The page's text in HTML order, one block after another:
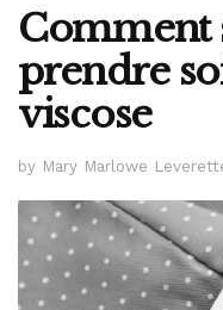
Comment
prendre
viscose
by Mary Marlowe